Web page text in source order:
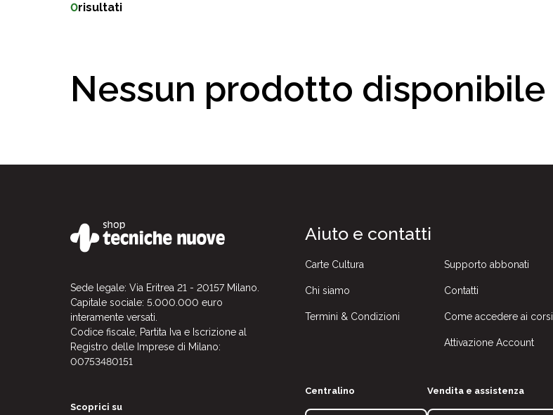
0risultati
Nessun prodotto disponibile
Sede legale: Via Eritrea 21 - 20157 Milano.
Capitale sociale: 5.000.000 euro
interamente versati.
Codice fiscale, Partita Iva e Iscrizione al
Registro delle Imprese di Milano:
00753480151
Scoprici su
Aiuto e contatti
Carte Cultura
Chi siamo
Termini & Condizioni
Supporto abbonati
Contatti
Come accedere ai corsi
Attivazione Account
Centralino Vendita e assistenza